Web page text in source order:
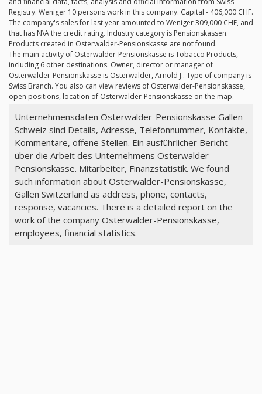
Registry. Weniger 10 persons work in this company. Capital - 406,000 CHF.
The company's sales for last year amounted to Weniger 309,000 CHF, and
that has N\A the credit rating. Industry category is Pensionskassen.
Products created in Osterwalder-Pensionskasse are not found.
The main activity of Osterwalder-Pensionskasse is Tobacco Products,
including 6 other destinations. Owner, director or manager of
Osterwalder-Pensionskasse is Osterwalder, Arnold J.. Type of company is
Swiss Branch. You also can view reviews of Osterwalder-Pensionskasse,
open positions, location of Osterwalder-Pensionskasse on the map.
Unternehmensdaten Osterwalder-Pensionskasse Gallen
Schweiz sind Details, Adresse, Telefonnummer, Kontakte,
Kommentare, offene Stellen. Ein ausführlicher Bericht
über die Arbeit des Unternehmens Osterwalder-
Pensionskasse. Mitarbeiter, Finanzstatistik. We found
such information about Osterwalder-Pensionskasse,
Gallen Switzerland as address, phone, contacts,
response, vacancies. There is a detailed report on the
work of the company Osterwalder-Pensionskasse,
employees, financial statistics.